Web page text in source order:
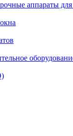
аппараты